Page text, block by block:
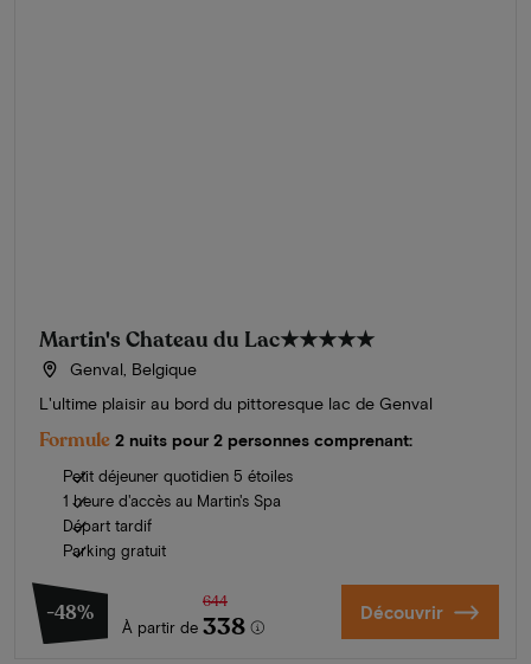
Martin's Chateau du Lac★★★★★
Genval, Belgique
L'ultime plaisir au bord du pittoresque lac de Genval
Formule 2 nuits pour 2 personnes comprenant:
Petit déjeuner quotidien 5 étoiles
1 heure d'accès au Martin's Spa
Départ tardif
Parking gratuit
-48%
À partir de
644
338 Découvrir